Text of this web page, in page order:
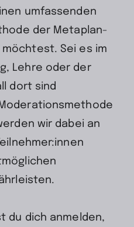
umfassenden
der Metaplan-
Sei es im
Lehre oder der
dort sind
wir dabei an
du dich anmelden,